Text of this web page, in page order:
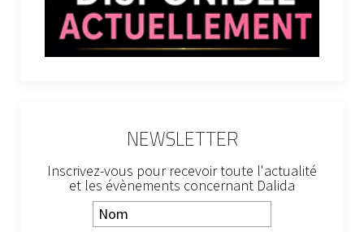
NEWSLETTER
Inscrivez-vous pour recevoir toute l'actualité
et les évènements concernant Dalida